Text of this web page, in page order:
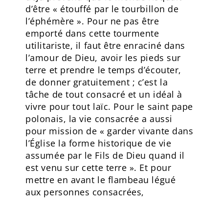
d’être « étouffé par le tourbillon de
l’éphémère ». Pour ne pas être
emporté dans cette tourmente
utilitariste, il faut être enraciné dans
l’amour de Dieu, avoir les pieds sur
terre et prendre le temps d’écouter,
de donner gratuitement ; c’est la
tâche de tout consacré et un idéal à
vivre pour tout laïc. Pour le saint pape
polonais, la vie consacrée a aussi
pour mission de « garder vivante dans
l’Église la forme historique de vie
assumée par le Fils de Dieu quand il
est venu sur cette terre ». Et pour
mettre en avant le flambeau légué
aux personnes consacrées,